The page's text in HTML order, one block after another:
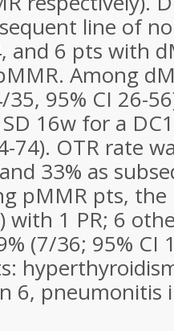
line of
and 6 pts with
Among
35, 95% CI 26-
16w for a
74). OTR rate
33% as
pMMR pts, the
with 1 PR; 6
(7/36; 95% CI
6, pneumonitis